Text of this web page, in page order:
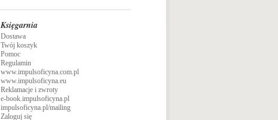
Księgarnia
Dostawa
Twój koszyk
Pomoc
Regulamin
www.impulsoficyna.com.pl
www.impulsoficyna.eu
Reklamacje i zwroty
e-book.impulsoficyna.pl
impulsoficyna.pl/mailing
Zaloguj się